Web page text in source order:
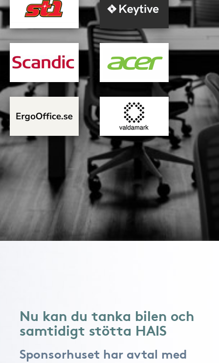
Nu kan du tanka bilen och
samtidigt stötta HAIS
Sponsorhuset har avtal med